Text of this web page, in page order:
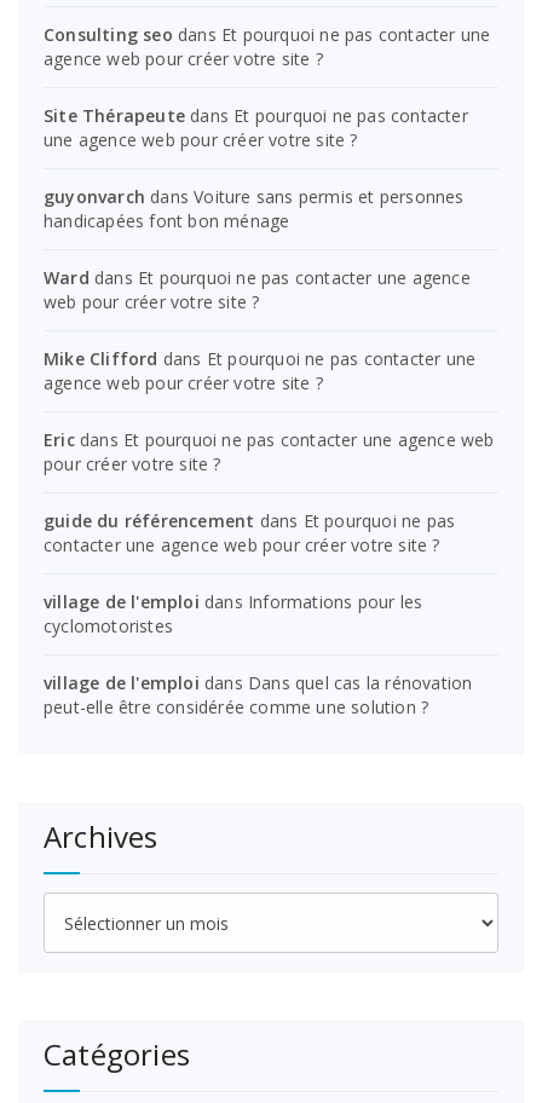
Consulting seo dans Et pourquoi ne pas contacter une
agence web pour créer votre site ?
Site Thérapeute dans Et pourquoi ne pas contacter
une agence web pour créer votre site ?
guyonvarch dansVoiture sans permis et personnes
handicapées font bon ménage
Ward dans Et pourquoi ne pas contacter une agence
web pour créer votre site ?
Mike Clifford dans Et pourquoi ne pas contacter une
agence web pour créer votre site ?
Ericdans Et pourquoi ne pas contacter une agence web
pour créer votre site ?
guide du référencement dans Et pourquoi ne pas
contacter une agence web pour créer votre site ?
village de l'emploi dans Informations pour les
cyclomotoristes
village de l'emploi dans Dans quel cas la rénovation
peut-elle être considérée comme une solution ?
Archives
Catégories